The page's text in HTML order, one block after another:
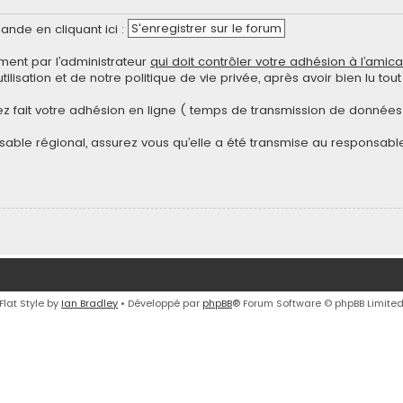
en cliquant ici : S'enregistrer sur le forum
par l’administrateur qui doit contrôler votre adhésion à
et de notre politique de vie privée, après avoir bien lu
fait votre adhésion en ligne ( temps de transmission de
régional, assurez vous qu’elle a été transmise au
Flat Style by Ian Bradley • Développé par phpBB® Forum Software © phpBB Limited